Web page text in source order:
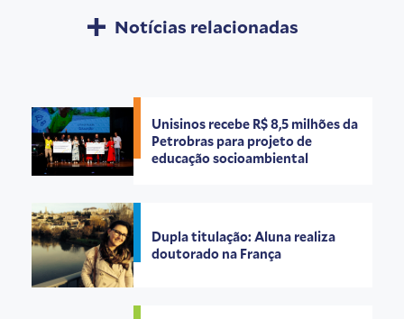
Notícias relacionadas
Unisinos recebe R$ 8,5 milhões da
Petrobras para projeto de
educação socioambiental
Dupla titulação: Aluna realiza
doutorado na França